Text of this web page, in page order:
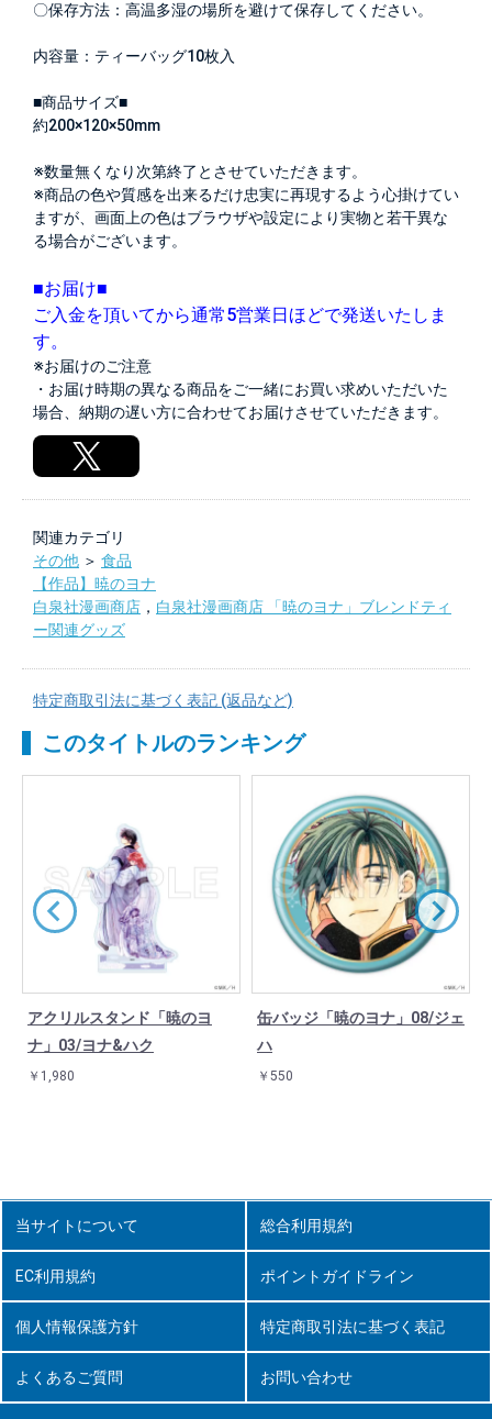
〇保存方法：高温多湿の場所を避けて保存してください。
内容量：ティーバッグ10枚入
■商品サイズ■
約200×120×50mm
※数量無くなり次第終了とさせていただきます。
※商品の色や質感を出来るだけ忠実に再現するよう心掛けてい
ますが、画面上の色はブラウザや設定により実物と若干異な
る場合がございます。
■お届け■
ご入金を頂いてから通常5営業日ほどで発送いたしま
す。
※お届けのご注意
・お届け時期の異なる商品をご一緒にお買い求めいただいた
場合、納期の遅い方に合わせてお届けさせていただきます。
関連カテゴリ
その他 ＞ 食品
【作品】暁のヨナ
白泉社漫画商店 ， 白泉社漫画商店 「暁のヨナ」ブレンドティ
ー関連グッズ
特定商取引法に基づく表記 (返品など)
このタイトルのランキング
アクリルスタンド「暁のヨ
ナ」03/ヨナ&ハク
￥1,980
缶バッジ「暁のヨナ」08/ジェ
ハ
￥550
当サイトについて 総合利用規約
EC利用規約 ポイントガイドライン
個人情報保護方針 特定商取引法に基づく表記
よくあるご質問 お問い合わせ